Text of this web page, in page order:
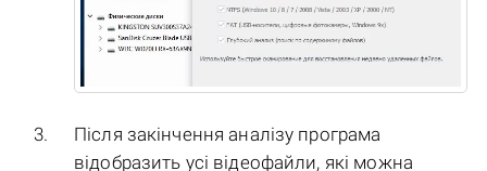
Після закінчення аналізу програма
відобразить усі відеофайли, які можна